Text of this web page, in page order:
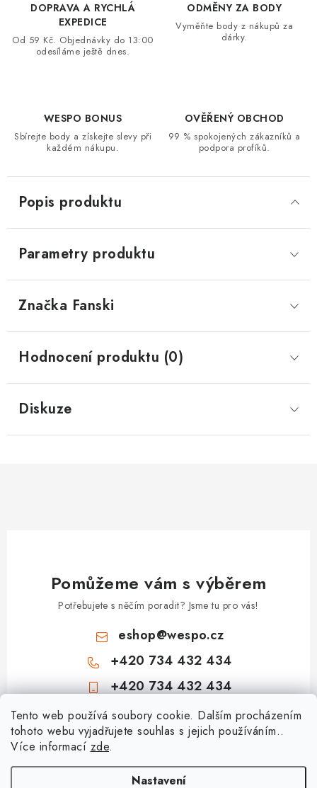
Tento web používá soubory cookie. Dalším procházením
tohoto webu vyjadřujete souhlas s jejich používáním..
Více informací zde.
Nastavení
Podmínky ochrany osobních údajů
Moje objednávka
DOPRAVA A RYCHLÁ
EXPEDICE
Od 59 Kč. Objednávky do 13:00
odesíláme ještě dnes.
ODMĚNY ZA BODY
Vyměňte body z nákupů za
dárky.
WESPO BONUS
Sbírejte body a získejte slevy při
každém nákupu.
OVĚŘENÝ OBCHOD
99 % spokojených zákazníků a
podpora profíků.
Popis produktu
Parametry produktu
Značka Fanski
Hodnocení produktu (0)
Diskuze
Pomůžeme vám s výběrem
Potřebujete s něčím poradit? Jsme tu pro vás!
eshop@wespo.cz
+420 734 432 434
+420 734 432 434
Informace pro vás